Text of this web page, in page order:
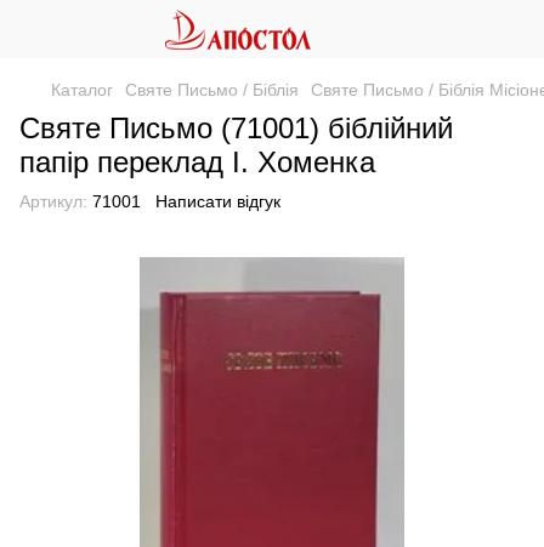
Каталог Святе Письмо / Біблія Святе Письмо / Біблія
Святе Письмо (71001) біблійний
папір переклад І. Хоменка
Артикул: 71001 Написати відгук